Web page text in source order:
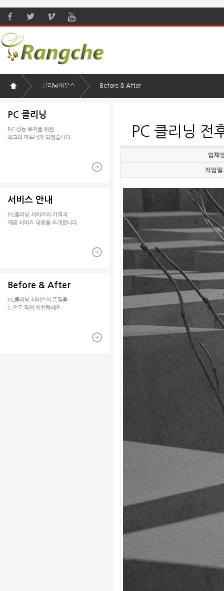
클리닝하우스 Before & After
PC 클리닝
PC 성능 유지를 위한
최고의 파트너가 되겠습니다.
서비스 안내
PC클리닝 서비스의 가격과
제공 서비스 내용을 소개합니다.
Before & After
PC클리닝 서비스의 품질을
눈으로 직접 확인하세요.
PC 클리닝 전
업체
작업일